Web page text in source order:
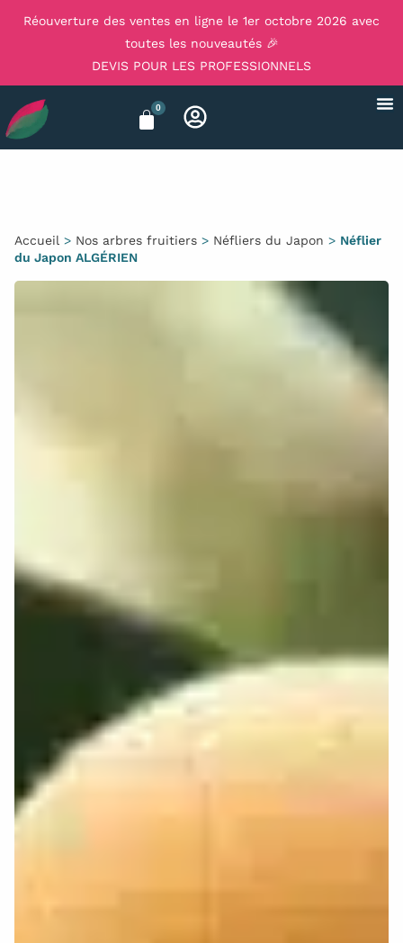
Réouverture des ventes en ligne le 1er octobre 2026 avec
toutes les nouveautés 🎉
DEVIS POUR LES PROFESSIONNELS
0
Accueil > Nos arbres fruitiers > Néfliers du Japon > Néflier
du Japon ALGÉRIEN